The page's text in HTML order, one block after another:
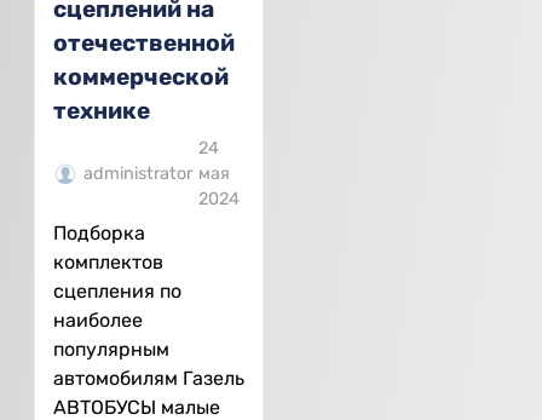
сцеплений на
отечественной
коммерческой
технике
administrator
24
мая
2024
Подборка
комплектов
сцепления по
наиболее
популярным
автомобилям Газель
АВТОБУСЫ малые